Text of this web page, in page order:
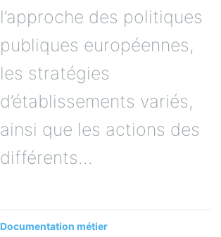
l’approche des politiques
publiques européennes,
les stratégies
d’établissements variés,
ainsi que les actions des
différents...
Documentation métier